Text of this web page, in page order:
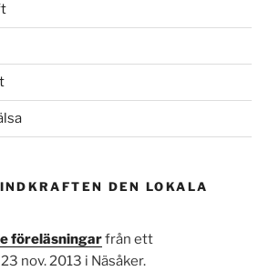
DEN LOKALA
föreläsningarfrån ett
nov. 2013 i Näsåker.